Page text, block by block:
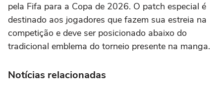
pela Fifa para a Copa de 2026. O patch especial é
destinado aos jogadores que fazem sua estreia na
competição e deve ser posicionado abaixo do
tradicional emblema do torneio presente na manga.
Notícias relacionadas